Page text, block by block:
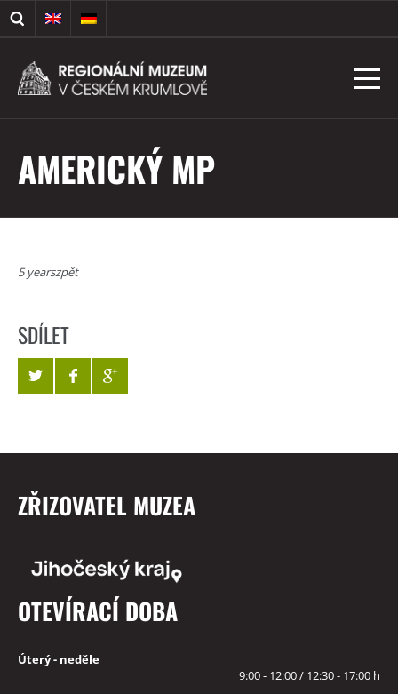
AMERICKÝ MP
5 yearszpět
SDÍLET
ZŘIZOVATEL MUZEA
OTEVÍRACÍ DOBA
Úterý - neděle
9:00 - 12:00 / 12:30 - 17:00 h